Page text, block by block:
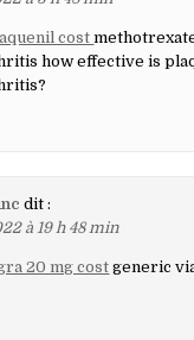
cost
how effective is
dit :
à 19 h 48 min
20 mg costgeneric